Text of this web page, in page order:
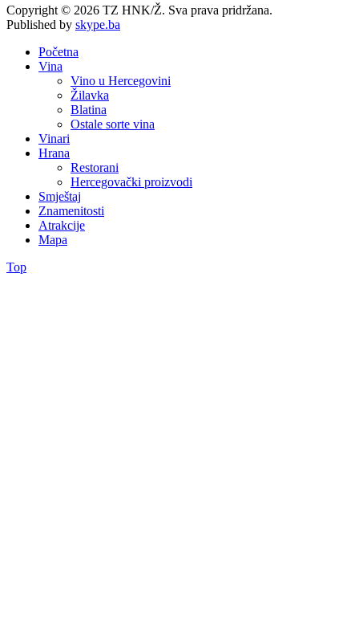
Copyright © 2026 TZ HNK/Ž. Sva prava pridržana.
Published by skype.ba
Početna
Vina
Vino u Hercegovini
Žilavka
Blatina
Ostale sorte vina
Vinari
Hrana
Restorani
Hercegovački proizvodi
Smještaj
Znamenitosti
Atrakcije
Mapa
Top